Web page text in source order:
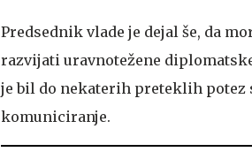
Predsednik vlade je dejal še, da
razvijati uravnotežene
je bil do nekaterih preteklih potez
komuniciranje.